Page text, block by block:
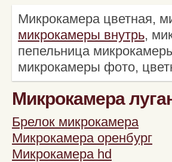
Микрокамера цветная,
микрокамеры внутрь,
пепельница
микрокамеры фото,
Микрокамера
Брелок микрокамера
Микрокамера оренбург
Микрокамера hd